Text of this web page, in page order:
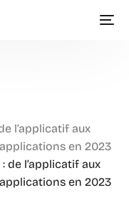
l’applicatif aux
en 2023
de l’applicatif aux
en 2023